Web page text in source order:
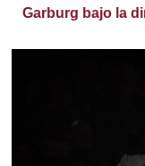
Garburg bajo la